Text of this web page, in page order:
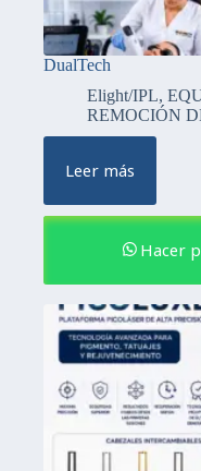
DualTech
Elight/IPL,
REMOCIÓN
Leer más
Hacer